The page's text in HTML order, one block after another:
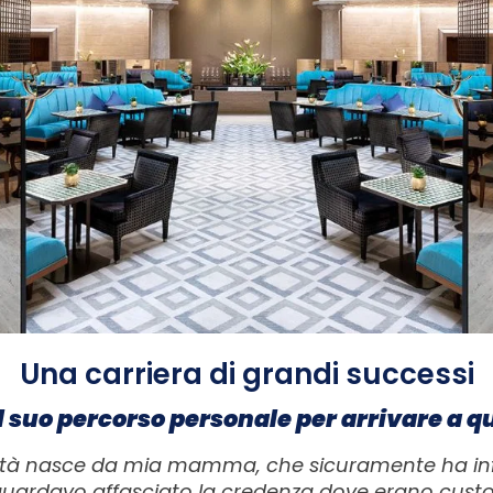
Una carriera di grandi successi
suo percorso personale per arrivare a
nasce da mia mamma, che sicuramente ha